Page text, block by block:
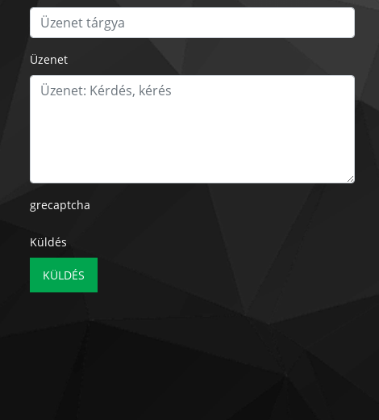
Üzenet
grecaptcha
Küldés
KÜLDÉS